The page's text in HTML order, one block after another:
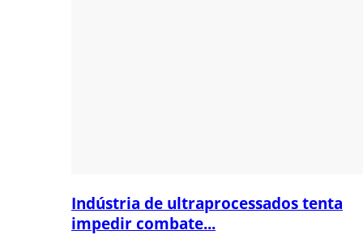
Indústria de ultraprocessados tenta
impedir combate...